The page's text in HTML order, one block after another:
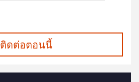
ติดต่อตอนนี้